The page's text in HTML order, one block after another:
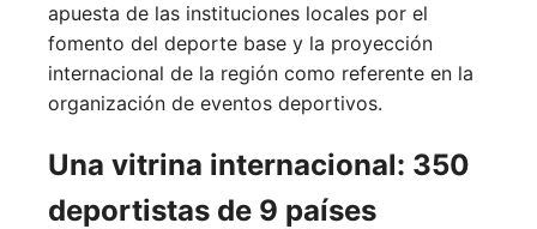
apuesta de las instituciones locales por el
fomento del deporte base y la proyección
internacional de la región como referente en la
organización de eventos deportivos.
Una vitrina internacional: 350
deportistas de 9 países